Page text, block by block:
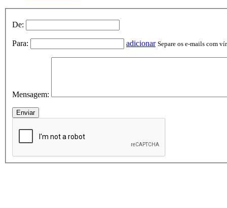
De:
Para: adicionar Separe os e-mails com
Mensagem: